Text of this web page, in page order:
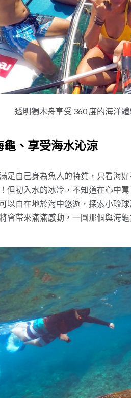
透明獨木舟享受 360 度的海洋
龜、享受海水沁涼
足自己身為魚人的特質，只看海
但初入水的冰冷，不知道在心中
以自在地於海中悠遊，探索小琉
會帶來滿滿感動，一圓那個與海龜